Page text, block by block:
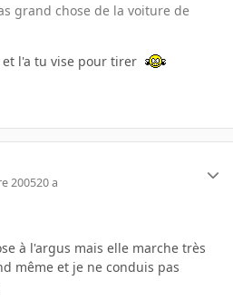
grand chose de la voiture de
l'a tu vise pour tirer
200520 a
à l'argus mais elle marche très
même et je ne conduis pas